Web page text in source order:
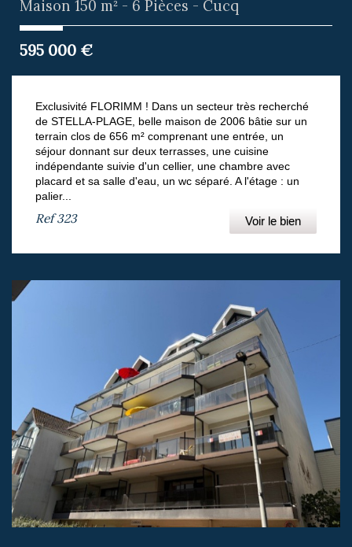
Maison 150 m² - 6 Pièces - Cucq
595 000 €
Exclusivité FLORIMM ! Dans un secteur très recherché
de STELLA-PLAGE, belle maison de 2006 bâtie sur un
terrain clos de 656 m² comprenant une entrée, un
séjour donnant sur deux terrasses, une cuisine
indépendante suivie d'un cellier, une chambre avec
placard et sa salle d'eau, un wc séparé. A l'étage : un
palier...
Ref323 Voir le bien